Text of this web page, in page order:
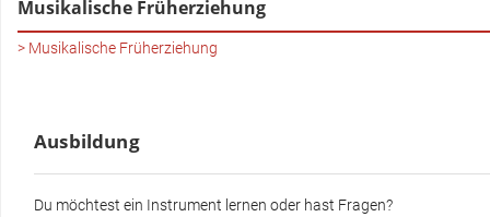
Jugendarbeit
Kontakt
Musikalische Früherziehung
Musikalische Früherziehung
Ausbildung
Du möchtest ein Instrument lernen oder hast Fragen?